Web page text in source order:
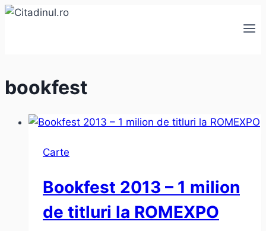
Skip
bookfest
Carte
Bookfest 2013 – 1 milion
de titluri la ROMEXPO